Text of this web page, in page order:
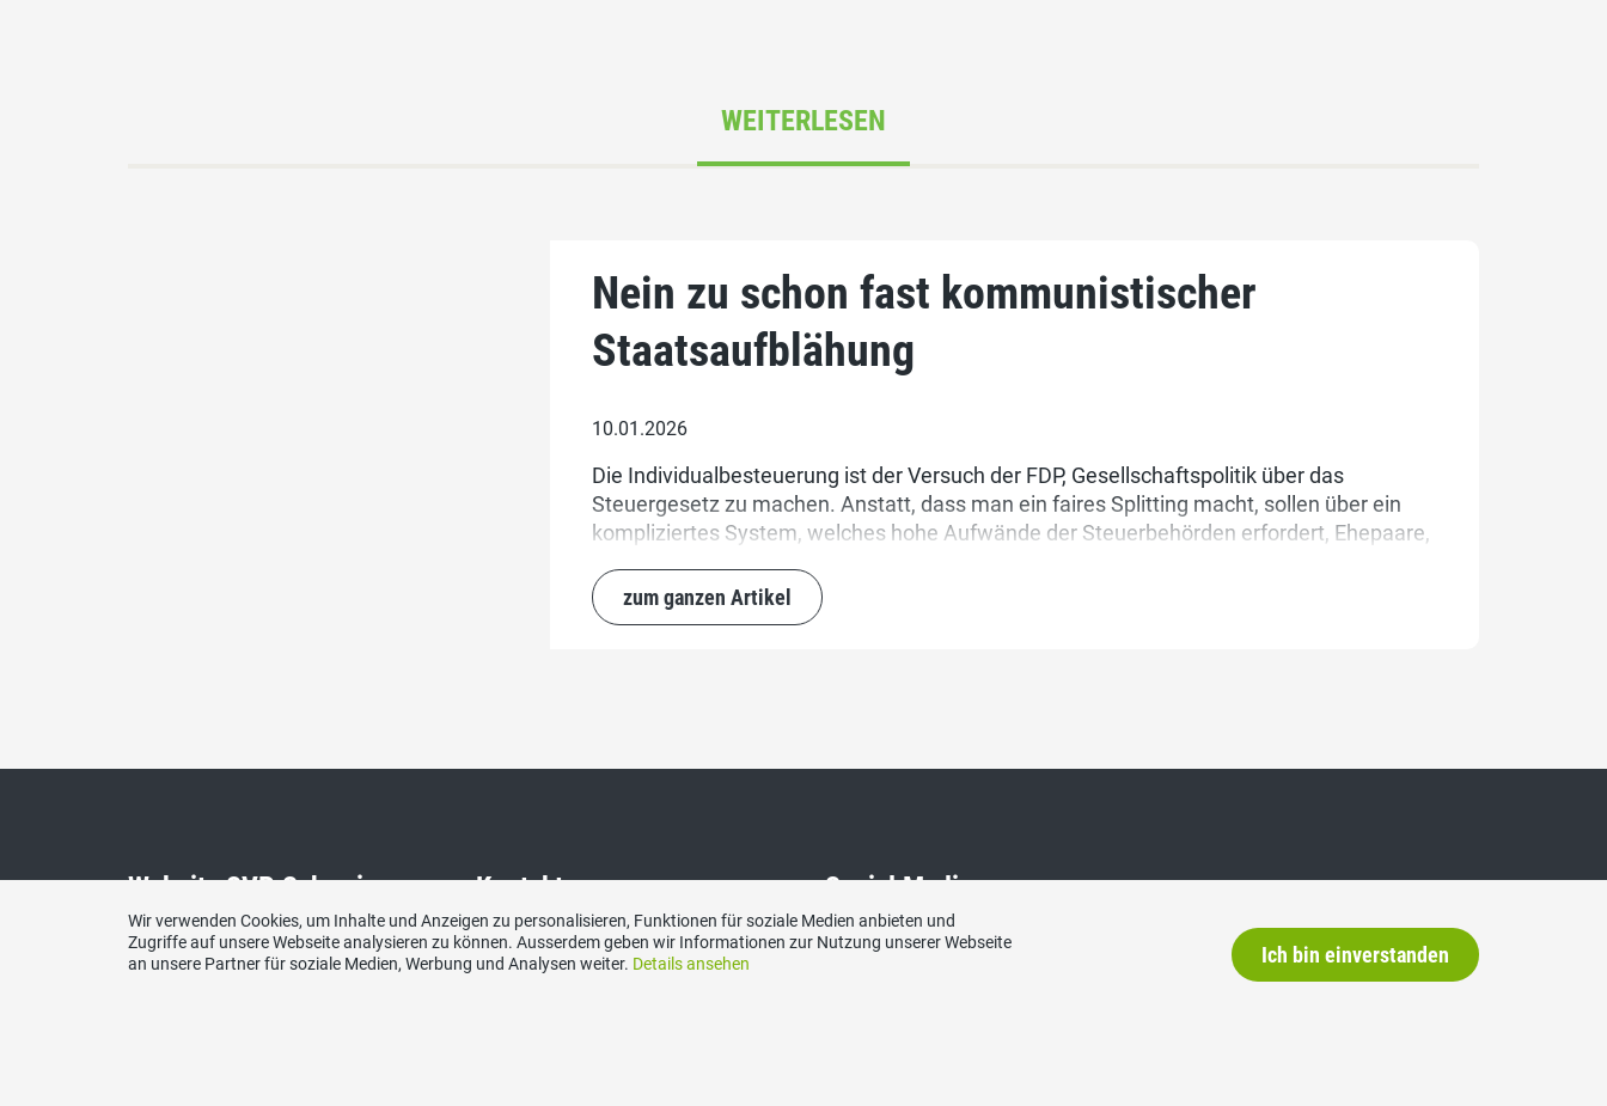
WEITERLESEN
Nein zu schon fast kommunistischer
Staatsaufblähung
10.01.2026
Die Individualbesteuerung ist der Versuch der FDP, Gesellschaftspolitik über das
Steuergesetz zu machen. Anstatt, dass man ein faires Splitting macht, sollen über ein
kompliziertes System, welches hohe Aufwände der Steuerbehörden erfordert, Ehepaare,
zum ganzen Artikel
Website SVP Schweiz Kontakt
SVP Schweizerische Volkspartei
Social Media
Besuchen Sie uns bei:
Wir verwenden Cookies, um Inhalte und Anzeigen zu personalisieren, Funktionen für soziale Medien anbieten und
Zugriffe auf unsere Webseite analysieren zu können. Ausserdem geben wir Informationen zur Nutzung unserer Webseite
an unsere Partner für soziale Medien, Werbung und Analysen weiter. Details ansehen Ich bin einverstanden